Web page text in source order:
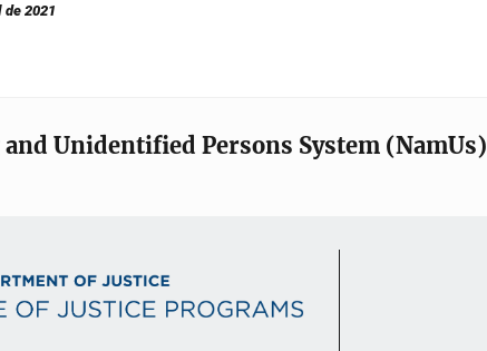
de 2021
Unidentified Persons System (NamUs)